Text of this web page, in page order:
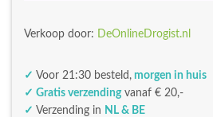
Verkoop door: DeOnlineDrogist.nl
✓ Voor 21:30 besteld, morgen in huis
✓ Gratis verzendingvanaf € 20,-
✓ Verzending in NL & BE